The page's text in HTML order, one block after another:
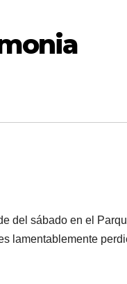
del sábado en el
lamentablemente